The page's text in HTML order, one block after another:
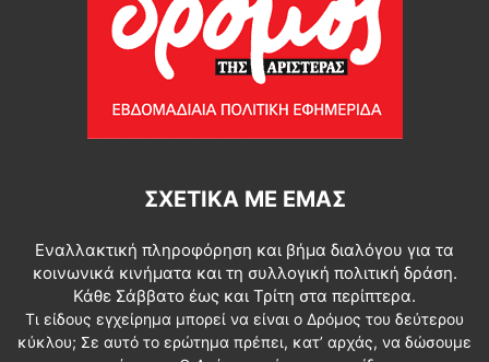
ΣΧΕΤΙΚΆ ΜΕ ΕΜΆΣ
Εναλλακτική πληροφόρηση και βήμα διαλόγου για τα
κοινωνικά κινήματα και τη συλλογική πολιτική δράση.
Κάθε Σάββατο έως και Τρίτη στα περίπτερα.
Τι είδους εγχείρημα μπορεί να είναι ο Δρόμος του δεύτερου
κύκλου; Σε αυτό το ερώτημα πρέπει, κατ’ αρχάς, να δώσουμε